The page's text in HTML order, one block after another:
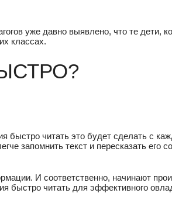
уже давно выявлено, что те дети,
классах.
быстро читать это будет сделать с
запомнить текст и пересказать его
И соответственно, начинают
быстро читать для эффективного